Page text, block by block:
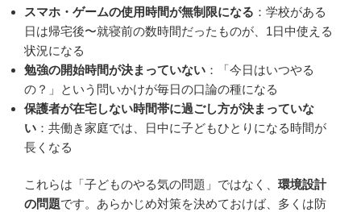
スマホ・ゲームの使用時間が無制限になる ：学校がある
日は帰宅後〜就寝前の数時間だったものが、1日中使える
状況になる
勉強の開始時間が決まっていない ：「今日はいつやる
の？」という問いかけが毎日の口論の種になる
保護者が在宅しない時間帯に過ごし方が決まっていな
い ：共働き家庭では、日中に子どもひとりになる時間が
長くなる
これらは「子どものやる気の問題」ではなく、 環境設計
の問題です。あらかじめ対策を決めておけば、多くは防